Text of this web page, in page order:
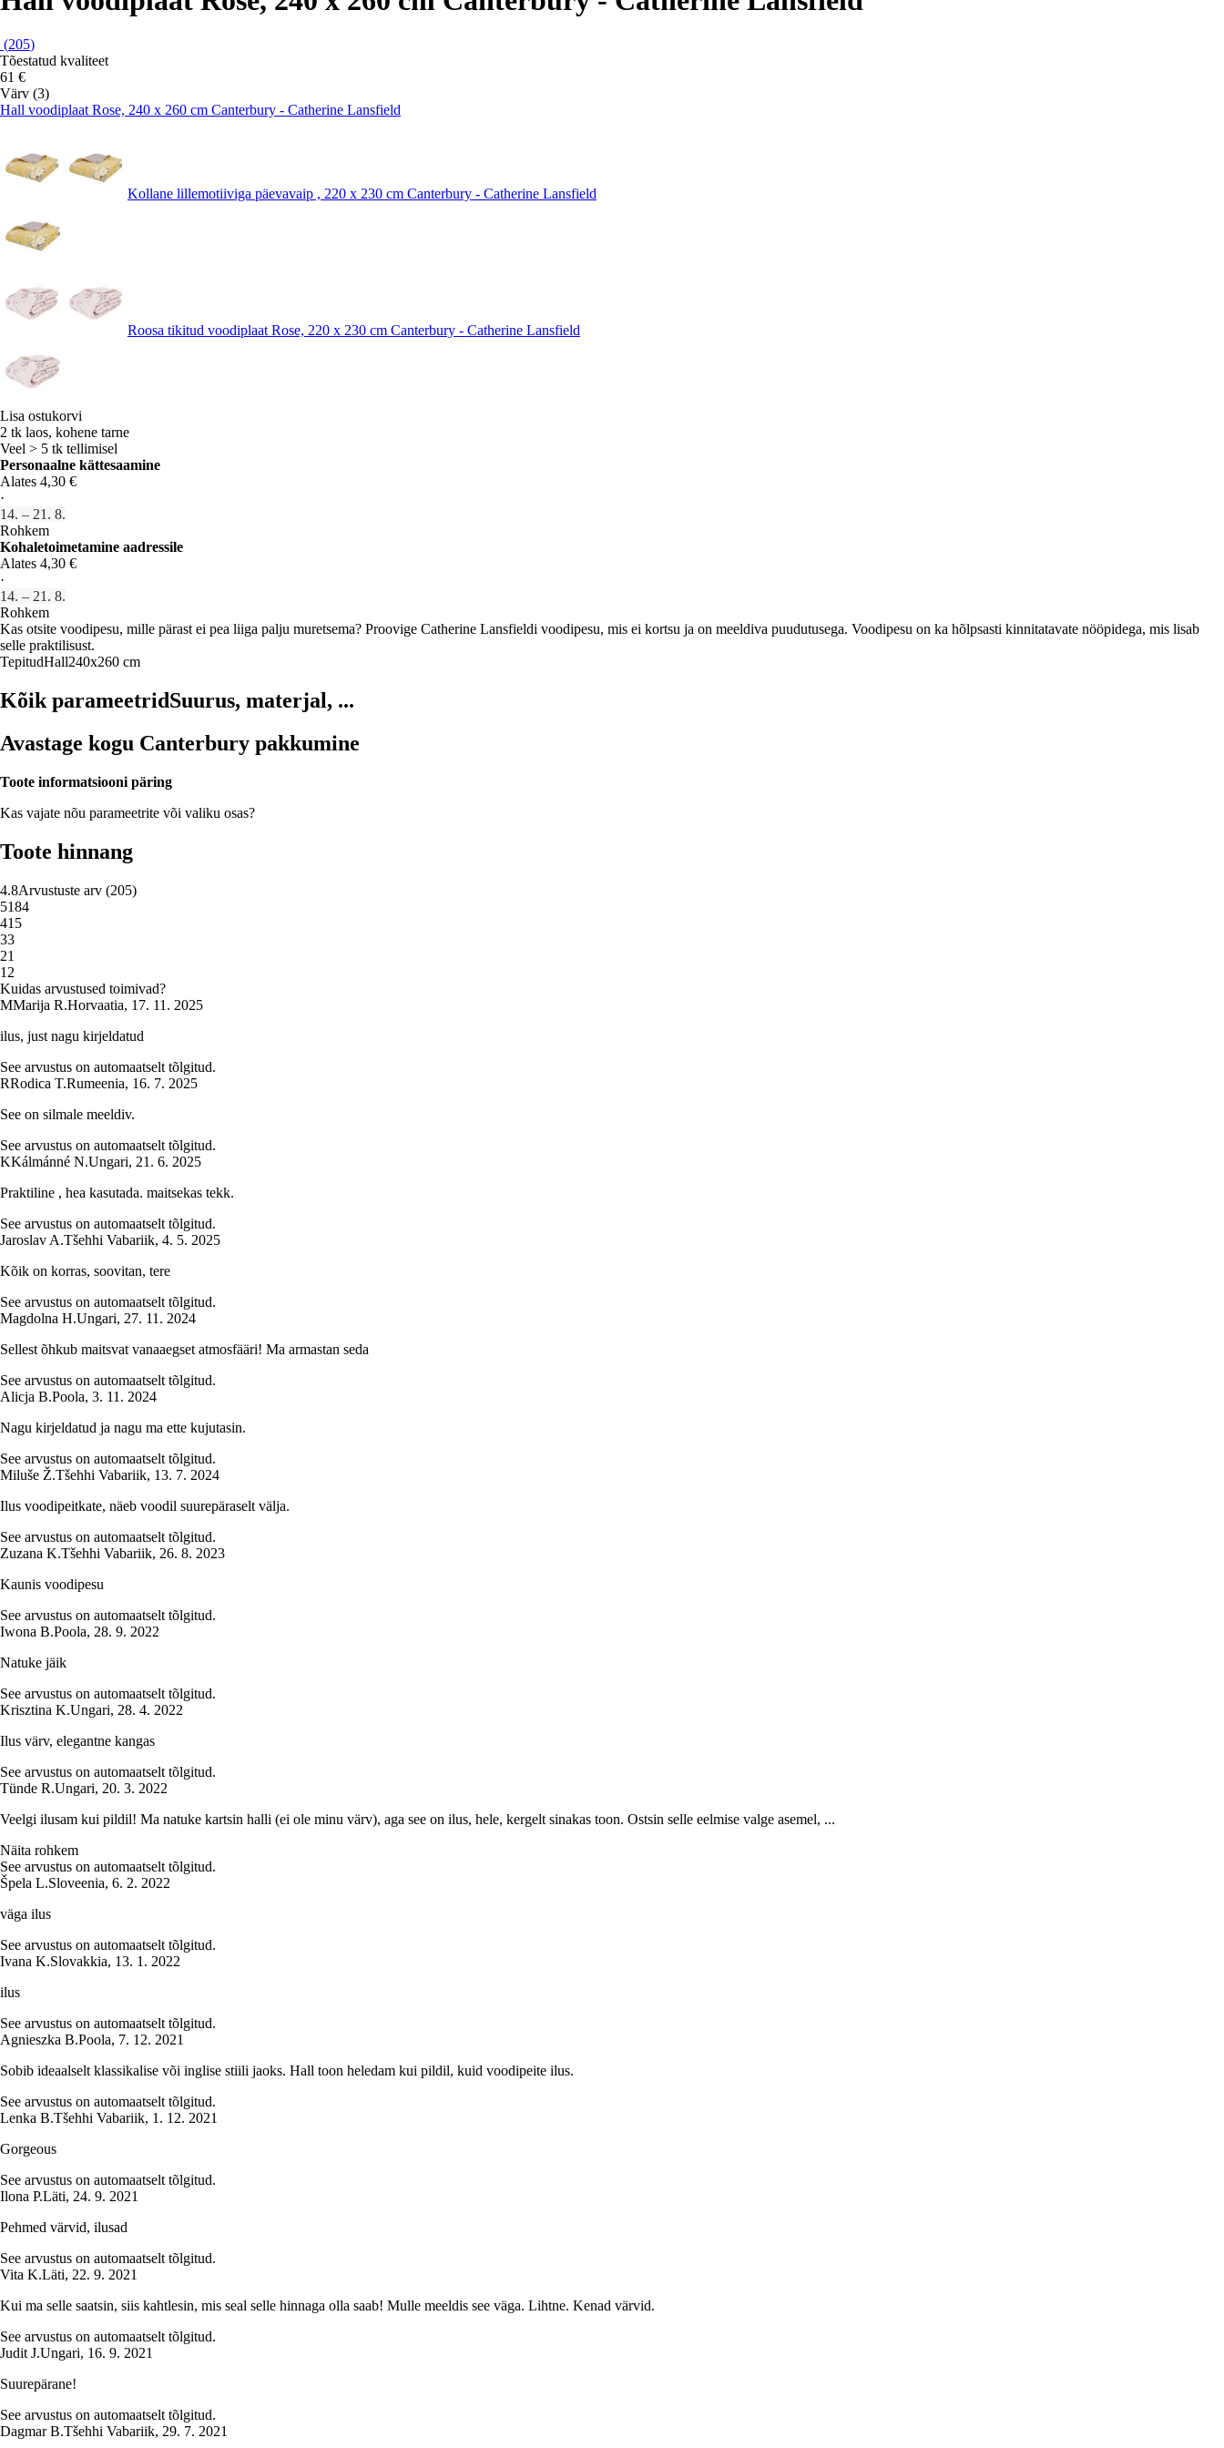
(205)
Tõestatud kvaliteet
61 €
Värv (3)
Hall voodiplaat Rose, 240 x 260 cm Canterbury - Catherine Lansfield
Kollane lillemotiiviga päevavaip , 220 x 230 cm Canterbury - Catherine Lansfield
Roosa tikitud voodiplaat Rose, 220 x 230 cm Canterbury - Catherine Lansfield
Lisa ostukorvi
2 tk laos, kohene tarne
Veel > 5 tk tellimisel
Personaalne kättesaamine
Alates 4,30 €
·
14. – 21. 8.
Rohkem
Kohaletoimetamine aadressile
Alates 4,30 €
·
14. – 21. 8.
Rohkem
Kas otsite voodipesu, mille pärast ei pea liiga palju muretsema? Proovige Catherine Lansfieldi voodipesu, mis ei kortsu ja on meeldiva puudutusega. Voodipesu on ka hõlpsasti kinnitatavate nööpidega, mis lisab
selle praktilisust.
TepitudHall240x260 cm
Kõik parameetridSuurus, materjal, ...
Avastage kogu Canterbury pakkumine
Toote informatsiooni päring
Kas vajate nõu parameetrite või valiku osas?
Toote hinnang
4.8Arvustuste arv (205)
5184
415
33
21
1 2
Kuidas arvustused toimivad?
MMarija R.Horvaatia, 17. 11. 2025
ilus, just nagu kirjeldatud
See arvustus on automaatselt tõlgitud.
RRodica T.Rumeenia, 16. 7. 2025
See on silmale meeldiv.
See arvustus on automaatselt tõlgitud.
KKálmánné N.Ungari, 21. 6. 2025
Praktiline , hea kasutada. maitsekas tekk.
See arvustus on automaatselt tõlgitud.
Jaroslav A.Tšehhi Vabariik, 4. 5. 2025
Kõik on korras, soovitan, tere
See arvustus on automaatselt tõlgitud.
Magdolna H.Ungari, 27. 11. 2024
Sellest õhkub maitsvat vanaaegset atmosfääri! Ma armastan seda
See arvustus on automaatselt tõlgitud.
Alicja B.Poola, 3. 11. 2024
Nagu kirjeldatud ja nagu ma ette kujutasin.
See arvustus on automaatselt tõlgitud.
Miluše Ž.Tšehhi Vabariik, 13. 7. 2024
Ilus voodipeitkate, näeb voodil suurepäraselt välja.
See arvustus on automaatselt tõlgitud.
Zuzana K.Tšehhi Vabariik, 26. 8. 2023
Kaunis voodipesu
See arvustus on automaatselt tõlgitud.
Iwona B.Poola, 28. 9. 2022
Natuke jäik
See arvustus on automaatselt tõlgitud.
Krisztina K.Ungari, 28. 4. 2022
Ilus värv, elegantne kangas
See arvustus on automaatselt tõlgitud.
Tünde R.Ungari, 20. 3. 2022
Veelgi ilusam kui pildil! Ma natuke kartsin halli (ei ole minu värv), aga see on ilus, hele, kergelt sinakas toon. Ostsin selle eelmise valge asemel, ...
Näita rohkem
See arvustus on automaatselt tõlgitud.
Špela L.Sloveenia, 6. 2. 2022
väga ilus
See arvustus on automaatselt tõlgitud.
Ivana K.Slovakkia, 13. 1. 2022
ilus
See arvustus on automaatselt tõlgitud.
Agnieszka B.Poola, 7. 12. 2021
Sobib ideaalselt klassikalise või inglise stiili jaoks. Hall toon heledam kui pildil, kuid voodipeite ilus.
See arvustus on automaatselt tõlgitud.
Lenka B.Tšehhi Vabariik, 1. 12. 2021
Gorgeous
See arvustus on automaatselt tõlgitud.
Ilona P.Läti, 24. 9. 2021
Pehmed värvid, ilusad
See arvustus on automaatselt tõlgitud.
Vita K.Läti, 22. 9. 2021
Kui ma selle saatsin, siis kahtlesin, mis seal selle hinnaga olla saab! Mulle meeldis see väga. Lihtne. Kenad värvid.
See arvustus on automaatselt tõlgitud.
Judit J.Ungari, 16. 9. 2021
Suurepärane!
See arvustus on automaatselt tõlgitud.
Dagmar B.Tšehhi Vabariik, 29. 7. 2021